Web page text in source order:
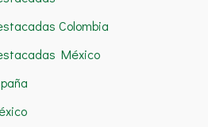
Colombia
México